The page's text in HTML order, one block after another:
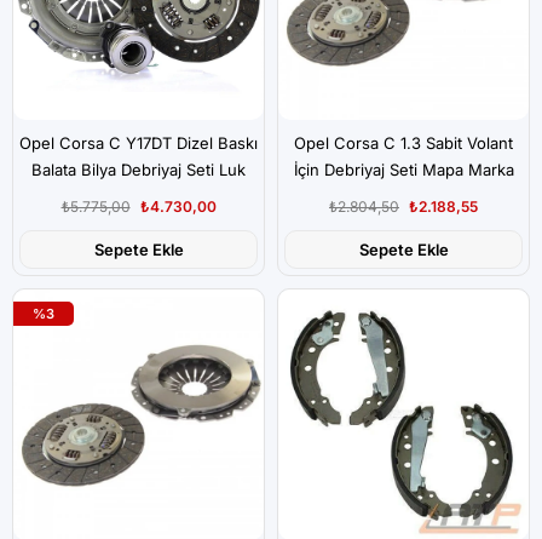
Opel Corsa C Y17DT Dizel Baskı
Balata Bilya Debriyaj Seti Luk
₺4.730,00
₺5.775,00
Sepete Ekle
Opel Corsa C 1.3 Sabit Volant
İçin Debriyaj Seti Mapa Marka
₺2.188,55
₺2.804,50
Sepete Ekle
%3